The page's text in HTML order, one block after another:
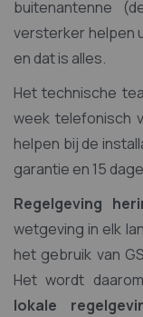
buitenantenne
versterker helpen
en dat is alles.
Het technische
week telefonisch
helpen bij de
garantie en 15
Regelgeving
wetgeving in elk
het gebruik van
Het wordt
lokale